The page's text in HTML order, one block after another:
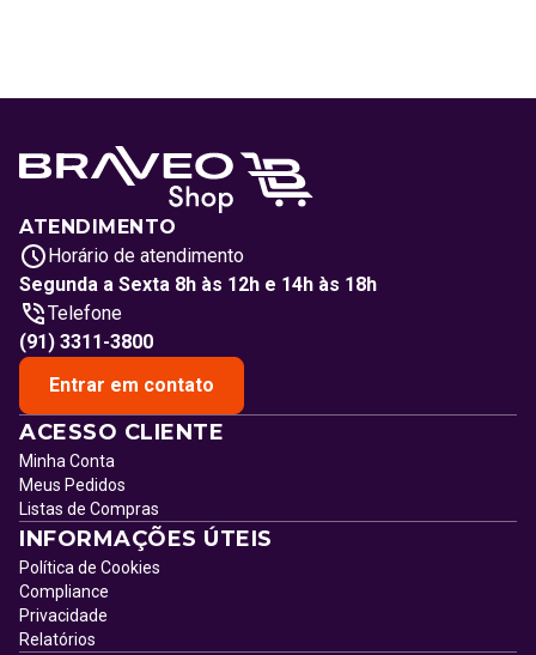
ATENDIMENTO
Horário de atendimento
Segunda a Sexta 8h às 12h e 14h às 18h
Telefone
(91) 3311-3800
Entrar em contato
ACESSO CLIENTE
Minha Conta
Meus Pedidos
Listas de Compras
INFORMAÇÕES ÚTEIS
Política de Cookies
Compliance
Privacidade
Relatórios